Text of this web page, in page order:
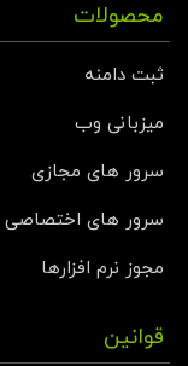
محصولات
ثبت دامنه
میزبانی وب
سرور های مجازی
سرور های اختصاصی
مجوز نرم افزارها
قوانین